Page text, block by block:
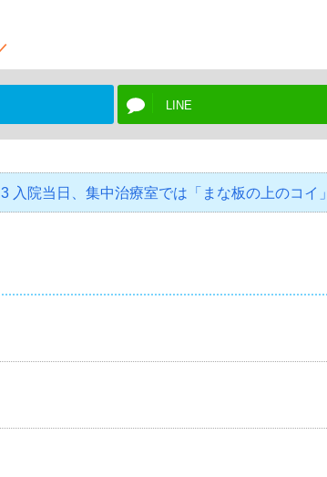
LINE
入院当日、集中治療室では「まな板の上のコイ」